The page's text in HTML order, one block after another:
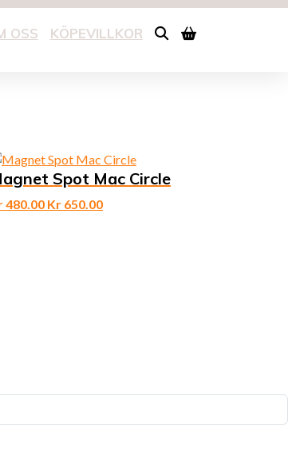
OSS KÖPEVILLKOR
Spot Mac Circle
480.00 Kr 650.00